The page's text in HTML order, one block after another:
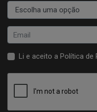
Li e aceito a Política de